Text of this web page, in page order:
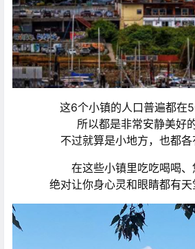
这6个小镇的人口普遍都在
所以都是非常安静美好
不过就算是小地方，也都
在这些小镇里吃吃喝喝、
绝对让你身心灵和眼睛都有